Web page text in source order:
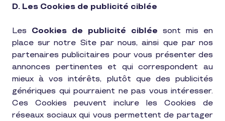
D. Les Cookies de publicité ciblée
Les Cookies de publicité ciblée sont mis en
place sur notre Site par nous, ainsi que par nos
partenaires publicitaires pour vous présenter des
annonces pertinentes et qui correspondent au
mieux à vos intérêts, plutôt que des publicités
génériques qui pourraient ne pas vous intéresser.
Ces Cookies peuvent inclure les Cookies de
réseaux sociaux qui vous permettent de partager